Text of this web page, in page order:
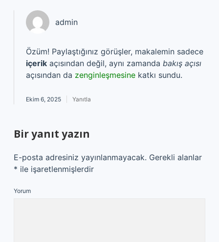
admin
Özüm! Paylaştığınız görüşler, makalemin sadece
içerik açısından değil, aynı zamanda bakış açısı
açısından da zenginleşmesine katkı sundu.
Ekim 6, 2025 Yanıtla
Bir yanıt yazın
E-posta adresiniz yayınlanmayacak. Gerekli alanlar
* ile işaretlenmişlerdir
Yorum